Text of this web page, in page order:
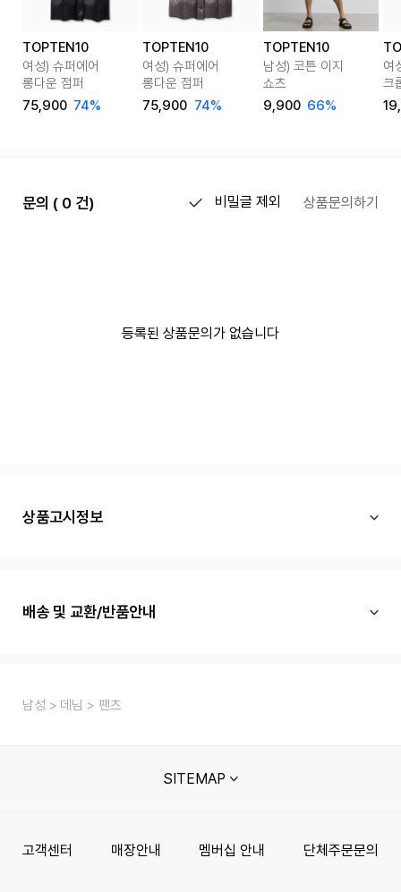
TOPTEN10
여성) 슈퍼에어
롱다운 점퍼
75,900 74%
TOPTEN10
여성) 슈퍼에어
롱다운 점퍼
75,900 74%
TOPTEN10
남성) 코튼 이지
쇼츠
9,900 66%
여
크
문의 ( 0 건) 비밀글 제외 상품문의하기
등록된 상품문의가 없습니다
상품고시정보
배송 및 교환/반품안내
남성 데님 팬츠
SITEMAP
고객센터 매장안내 멤버십 안내 단체주문문의